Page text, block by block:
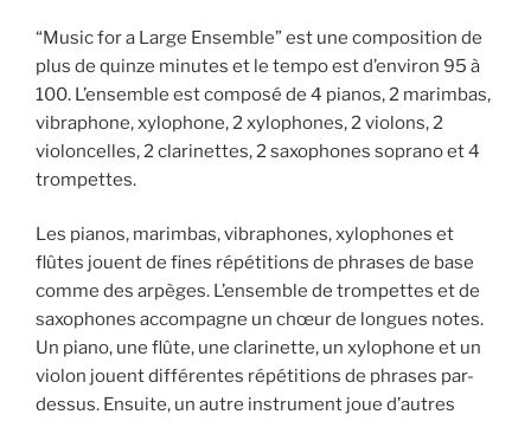
“Music for a Large Ensemble” est une composition de
plus de quinze minutes et le tempo est d’environ 95 à
100. L’ensemble est composé de 4 pianos, 2 marimbas,
vibraphone, xylophone, 2 xylophones, 2 violons, 2
violoncelles, 2 clarinettes, 2 saxophones soprano et 4
trompettes.
Les pianos, marimbas, vibraphones, xylophones et
flûtes jouent de fines répétitions de phrases de base
comme des arpèges. L’ensemble de trompettes et de
saxophones accompagne un chœur de longues notes.
Un piano, une flûte, une clarinette, un xylophone et un
violon jouent différentes répétitions de phrases par-
dessus. Ensuite, un autre instrument joue d’autres